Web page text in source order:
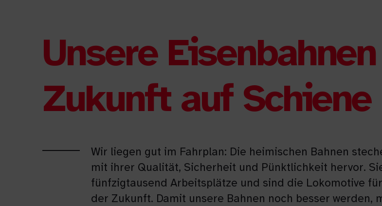
Unsere
Zukunft auf
Wir liegen gut im Fahrplan: Die heimischen Bahnen
mit ihrer Qualität, Sicherheit und Pünktlichkeit hervor.
fünfzigtausend Arbeitsplätze und sind die Lokomotive
der Zukunft. Damit unsere Bahnen noch besser werden,